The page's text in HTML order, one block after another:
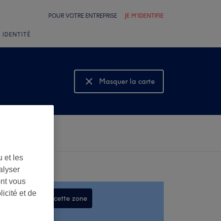
POUR VOTRE ENTREPRISE JE M'IDENTIFIE
IDENTITÉ
Masquer la carte
Montrer la carte
dans cette zone
et les
vous
et de